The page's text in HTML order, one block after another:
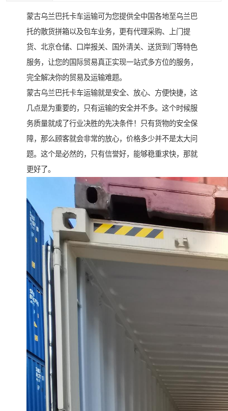
蒙古乌兰巴托卡车运输可为您提供全中国各地至乌兰巴
托的散货拼箱以及包车业务，更有代理采购、上门提
货、北京仓储、口岸报关、国外清关、送货到门等特色
服务，让您的国际贸易真正实现一站式多方位的服务，
完全解决你的贸易及运输难题。
蒙古乌兰巴托卡车运输就是安全、放心、方便快捷，这
几点是为重要的，只有运输的安全并不多。这个时候服
务质量就成了行业决胜的先决条件！只有货物的安全保
障，那么顾客就会非常的放心，价格多少并不是太大问
题。这个是必然的，只有信誉好，能够稳重求快，那就
更好了。